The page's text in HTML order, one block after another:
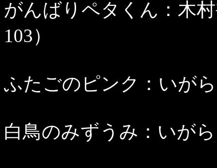
がんばりペタくん：木
103）
ふたごのピンク：いが
白鳥のみずうみ：いが